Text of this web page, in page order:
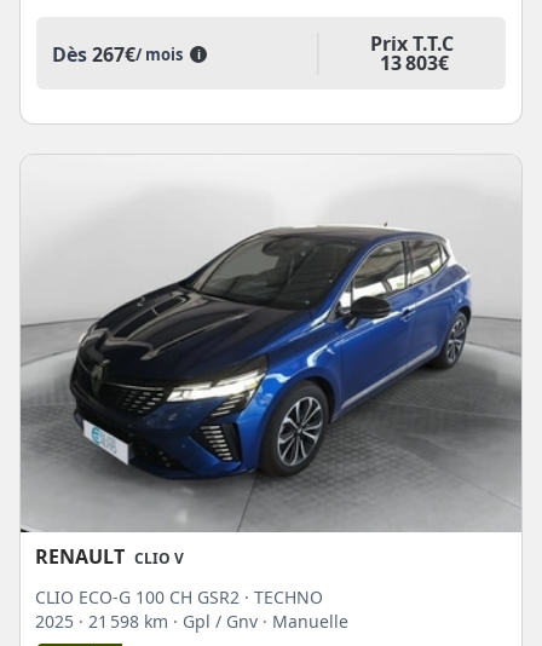
Dès267€/ mois i Prix T.T.C
13 803€
RENAULT CLIO V
CLIO ECO-G 100 CH GSR2 · TECHNO
2025 · 21 598 km · Gpl / Gnv · Manuelle